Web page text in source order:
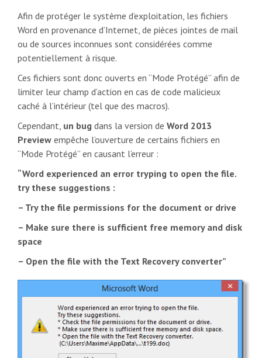
Afin de protéger le système d’exploitation, les fichiers
Word en provenance d’Internet, de pièces jointes de mail
ou de sources inconnues sont considérées comme
potentiellement à risque.
Ces fichiers sont donc ouverts en “Mode Protégé” afin de
limiter leur champ d’action en cas de code malicieux
caché à l’intérieur (tel que des macros).
Cependant, un bug dans la version de Word 2013
Preview empêche l’ouverture de certains fichiers en
“Mode Protégé” en causant l’erreur :
“Word experienced an error tryping to open the file.
try these suggestions :
– Try the file permissions for the document or drive
– Make sure there is sufficient free memory and disk
space
– Open the file with the Text Recovery converter”